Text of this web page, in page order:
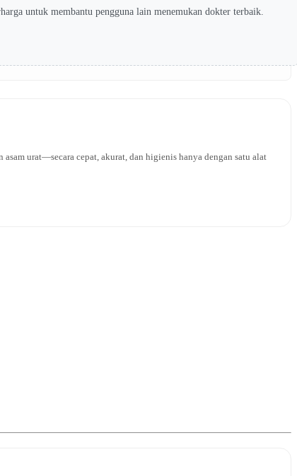
untuk membantu pengguna lain menemukan dokter terbaik.
urat—secara cepat, akurat, dan higienis hanya dengan satu alat